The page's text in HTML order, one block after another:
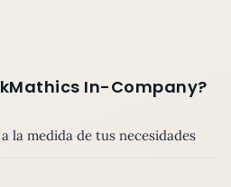
In-Company?
la medida de tus necesidades